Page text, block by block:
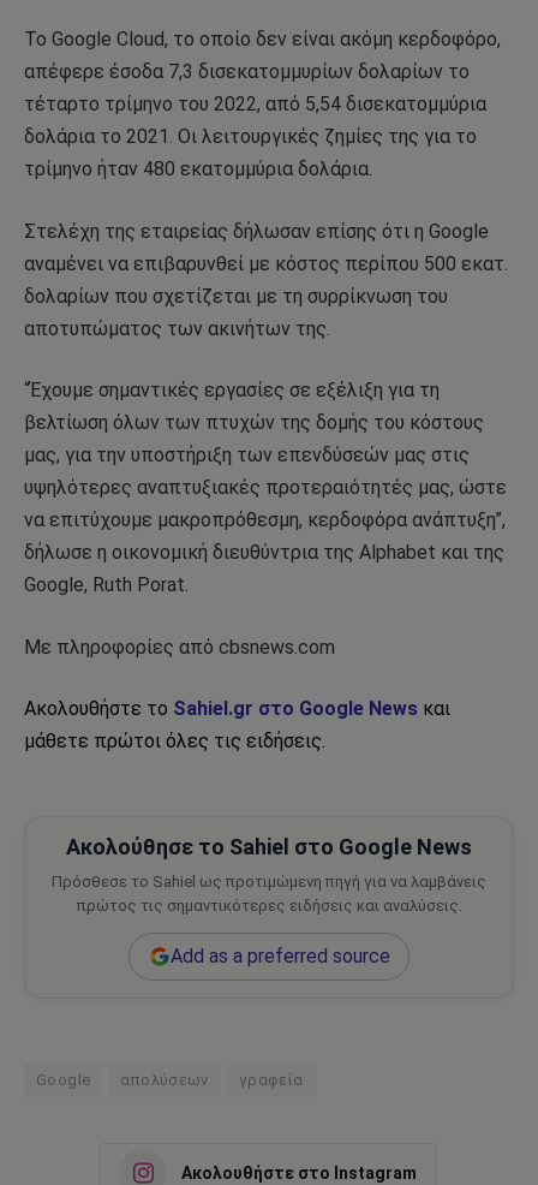
Το Google Cloud, το οποίο δεν είναι ακόμη κερδοφόρο,
απέφερε έσοδα 7,3 δισεκατομμυρίων δολαρίων το
τέταρτο τρίμηνο του 2022, από 5,54 δισεκατομμύρια
δολάρια το 2021. Οι λειτουργικές ζημίες της για το
τρίμηνο ήταν 480 εκατομμύρια δολάρια.
Στελέχη της εταιρείας δήλωσαν επίσης ότι η Google
αναμένει να επιβαρυνθεί με κόστος περίπου 500 εκατ.
δολαρίων που σχετίζεται με τη συρρίκνωση του
αποτυπώματος των ακινήτων της.
“Έχουμε σημαντικές εργασίες σε εξέλιξη για τη
βελτίωση όλων των πτυχών της δομής του κόστους
μας, για την υποστήριξη των επενδύσεών μας στις
υψηλότερες αναπτυξιακές προτεραιότητές μας, ώστε
να επιτύχουμε μακροπρόθεσμη, κερδοφόρα ανάπτυξη”,
δήλωσε η οικονομική διευθύντρια της Alphabet και της
Google, Ruth Porat.
Με πληροφορίες από cbsnews.com
Ακολουθήστε το Sahiel.gr στο Google News και
μάθετε πρώτοι όλες τις ειδήσεις.
Ακολούθησε το Sahiel στο Google News
Πρόσθεσε το Sahiel ως προτιμώμενη πηγή για να λαμβάνεις
πρώτος τις σημαντικότερες ειδήσεις και αναλύσεις.
Add as a preferred source
Google απολύσεων γραφεία
Ακολουθήστε στο Instagram